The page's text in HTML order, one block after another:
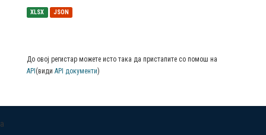
XLSX JSON
До овој регистар можете исто така да пристапите со помош на
API (види API документи)
a